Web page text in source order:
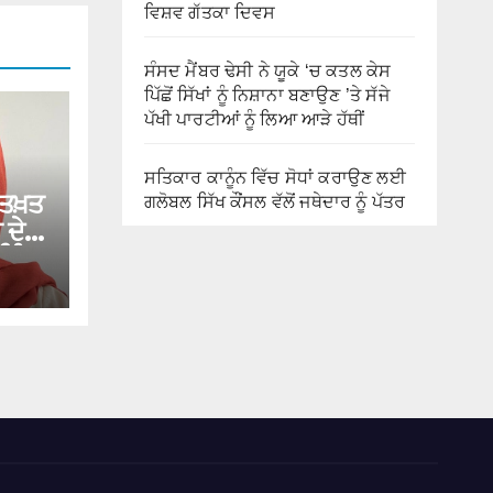
ਦੇ
ਵਿਸ਼ਵ ਗੱਤਕਾ ਦਿਵਸ
ਸੰਸਦ ਮੈਂਬਰ ਢੇਸੀ ਨੇ ਯੂਕੇ ‘ਚ ਕਤਲ ਕੇਸ
ਪਿੱਛੋਂ ਸਿੱਖਾਂ ਨੂੰ ਨਿਸ਼ਾਨਾ ਬਣਾਉਣ ’ਤੇ ਸੱਜੇ
ਪੱਖੀ ਪਾਰਟੀਆਂ ਨੂੰ ਲਿਆ ਆੜੇ ਹੱਥੀਂ
ਸਤਿਕਾਰ ਕਾਨੂੰਨ ਵਿੱਚ ਸੋਧਾਂ ਕਰਾਉਣ ਲਈ
ਗਲੋਬਲ ਸਿੱਖ ਕੌਂਸਲ ਵੱਲੋਂ ਜਥੇਦਾਰ ਨੂੰ ਪੱਤਰ